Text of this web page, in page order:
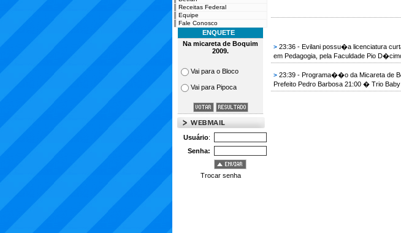
Receitas Federal
Equipe
Fale Conosco
ENQUETE
Na micareta de Boquim
2009.
Vai para o Bloco
Vai para Pipoca
Usuário:
Senha:
Trocar senha
> 23:36 - Evilani possu�a licenciatura
em Pedagogia, pela Faculdade Pio
> 23:39 - Programa��o da Micareta de
Prefeito Pedro Barbosa 21:00 � Trio